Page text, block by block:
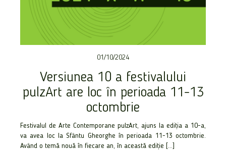
01/10/2024
Versiunea 10 a festivalului
pulzArt are loc în perioada 11-13
octombrie
Festivalul de Arte Contemporane pulzArt, ajuns la ediția a 10-a,
va avea loc la Sfântu Gheorghe în perioada 11-13 octombrie.
Având o temă nouă în fiecare an, în această ediție […]